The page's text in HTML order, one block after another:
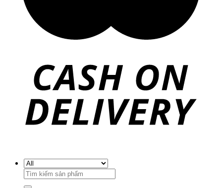
Search
for: